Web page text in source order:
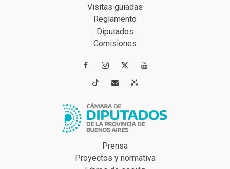
Visitas guiadas
Reglamento
Diputados
Comisiones
 
 
Prensa
Proyectos y normativa